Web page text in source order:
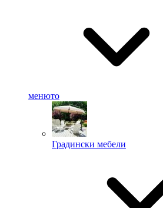
менюто
Градински мебели